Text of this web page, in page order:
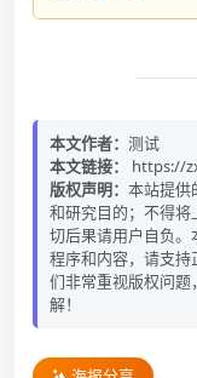
本文作者： 测试
本文链接：
https://
版权声明： 本站提供
和研究目的；不得
切后果请用户自负
程序和内容，请支
们非常重视版权问
解！